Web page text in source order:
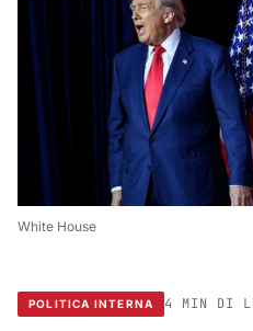
White House
POLITICA INTERNA 4 MIN DI